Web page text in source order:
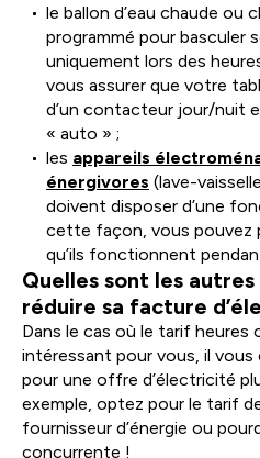
le ballon d’eau chaude
programmé pour basculer
uniquement lors des
vous assurer que votre
d’un contacteur jour/nuit
« auto » ;
les appareils
énergivores (lave-
doivent disposer d’une
cette façon, vous pouvez
qu’ils fonctionnent
Quelles sont les
réduire sa facture
Dans le cas où le tarif heures
intéressant pour vous, il
pour une offre d’électricité
exemple, optez pour le tarif
fournisseur d’énergie ou
concurrente !